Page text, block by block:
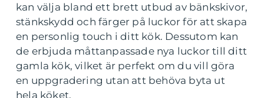
kan välja bland ett brett utbud av bänkskivor,
stänkskydd och färger på luckor för att skapa
en personlig touch i ditt kök. Dessutom kan
de erbjuda måttanpassade nya luckor till ditt
gamla kök, vilket är perfekt om du vill göra
en uppgradering utan att behöva byta ut
hela köket.